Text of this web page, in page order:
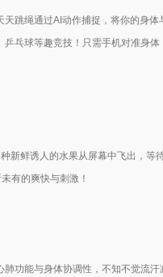
跳绳通过AI动作捕捉，将你的身
乓球等趣竞技！只需手机对准身
新鲜诱人的水果从屏幕中飞出，
有的爽快与刺激！
功能与身体协调性，不知不觉流